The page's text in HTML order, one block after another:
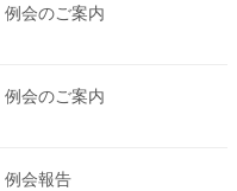
例会のご案内
例会のご案内
例会報告